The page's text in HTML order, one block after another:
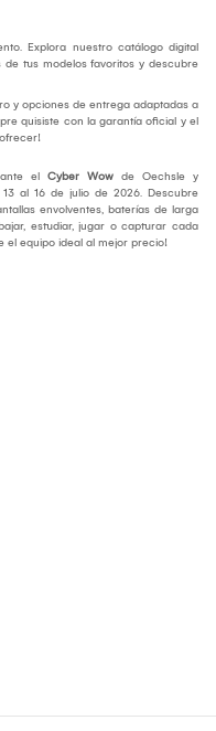
Explora nuestro catálogo digital
tus modelos favoritos y descubre
y opciones de entrega adaptadas a
quisiste con la garantía oficial y el
el Cyber Wow de Oechsle y
13 al 16 de julio de 2026. Descubre
envolventes, baterías de larga
estudiar, jugar o capturar cada
el equipo ideal al mejor precio!